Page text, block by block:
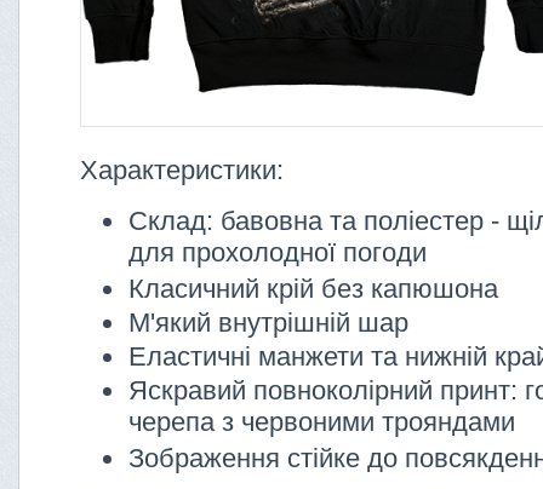
Характеристики:
Склад: бавовна та поліестер -
для прохолодної погоди
Класичний крій без капюшона
М'який внутрішній шар
Еластичні манжети та нижній
Яскравий повноколірний принт:
черепа з червоними трояндами
Зображення стійке до